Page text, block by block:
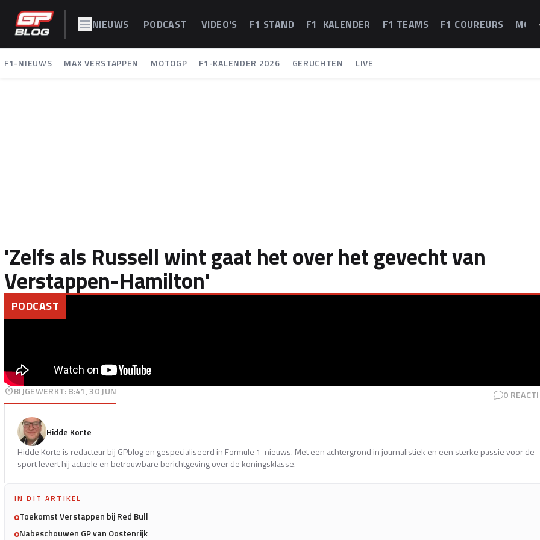
NIEUWS PODCAST VIDEO'S F1 STAND F1 KALENDER F1 TEAMS F1 COUREURS
F1-NIEUWS MAX VERSTAPPEN MOTOGP F1-KALENDER 2026 GERUCHTEN LIVE
'Zelfs als Russell wint gaat het over het gevecht van
Verstappen-Hamilton'
PODCAST
BIJGEWERKT:8:41, 30 JUN 0
Hidde Korte
Hidde Korte is redacteur bij GPblog en gespecialiseerd in Formule 1-nieuws. Met een achtergrond in journalistiek en een sterke passie voor de
sport levert hij actuele en betrouwbare berichtgeving over de koningsklasse.
IN DIT ARTIKEL
Toekomst Verstappen bij Red Bull
Nabeschouwen GP van Oostenrijk